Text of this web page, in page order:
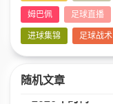
姆巴佩 足球直播
进球集锦 足球战术
随机文章